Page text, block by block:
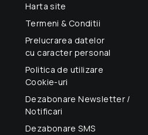
Harta site
Termeni & Conditii
Prelucrarea datelor
cu caracter personal
Politica de utilizare
Cookie-uri
Dezabonare Newsletter /
Notificari
Dezabonare SMS